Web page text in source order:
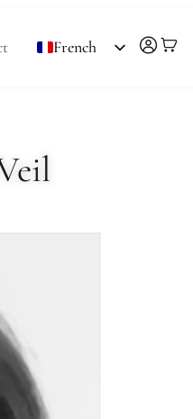
French